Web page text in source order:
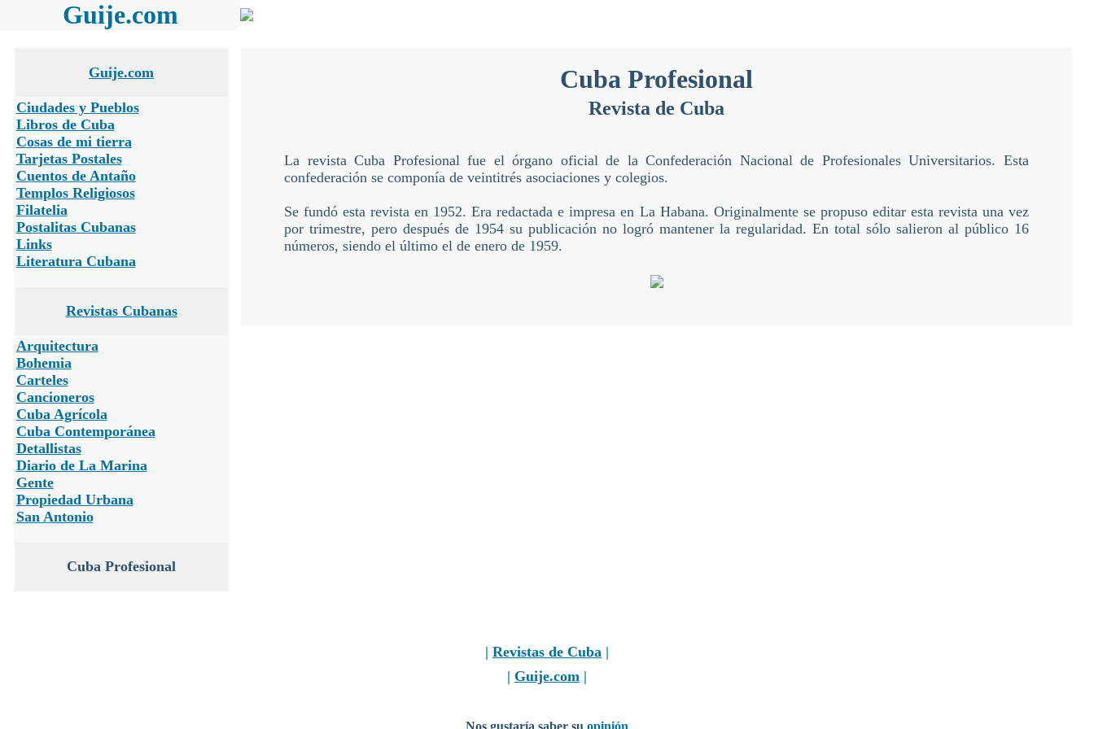
Guije.com
Guije.com
Ciudades y Pueblos
Libros de Cuba
Cosas de mi tierra
Tarjetas Postales
Cuentos de Antaño
Templos Religiosos
Filatelia
Postalitas Cubanas
Links
Literatura Cubana
Revistas Cubanas
Arquitectura
Bohemia
Carteles
Cancioneros
Cuba Agrícola
Cuba Contemporánea
Detallistas
Diario de La Marina
Gente
Propiedad Urbana
San Antonio
Cuba Profesional
Cuba Profesional
Revista de Cuba
La revista Cuba Profesional fue el órgano oficial de la Confederación Nacional de Profesionales Universitarios. Esta
confederación se componía de veintitrés asociaciones y colegios.
Se fundó esta revista en 1952. Era redactada e impresa en La Habana. Originalmente se propuso editar esta revista una vez
por trimestre, pero después de 1954 su publicación no logró mantener la regularidad. En total sólo salieron al público 16
números, siendo el último el de enero de 1959.
| Revistas de Cuba |
| Guije.com |
Nos gustaría saber su opinión